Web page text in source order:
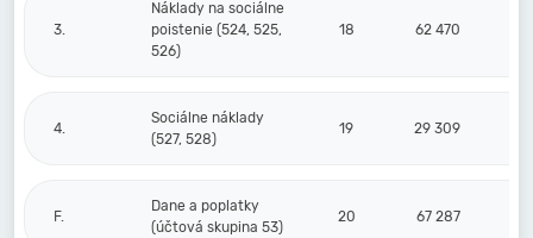
3.
Náklady na sociálne
poistenie (524, 525,
526)
18 62 470
4.
Sociálne náklady
(527, 528)
19 29 309
F.
Dane a poplatky
(účtová skupina 53)
20 67 287